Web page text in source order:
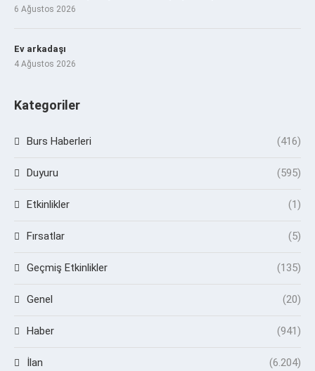
6 Ağustos 2026
Ev arkadaşı
4 Ağustos 2026
Kategoriler
Burs Haberleri (416)
Duyuru (595)
Etkinlikler (1)
Fırsatlar (5)
Geçmiş Etkinlikler (135)
Genel (20)
Haber (941)
İlan (6.204)